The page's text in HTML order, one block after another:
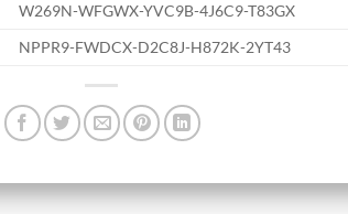
W269N-WFGWX-YVC9B-4J6C9-T83GX
NPPR9-FWDCX-D2C8J-H872K-2YT43